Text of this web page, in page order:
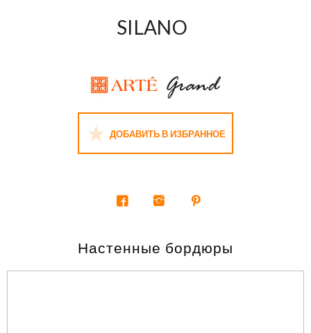
SILANO
ДОБАВИТЬ В ИЗБРАННОЕ
Настенные бордюры